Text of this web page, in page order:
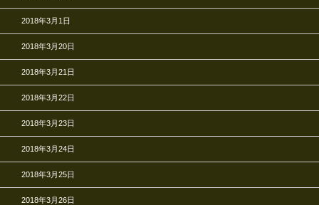
2018年3月1日
2018年3月20日
2018年3月21日
2018年3月22日
2018年3月23日
2018年3月24日
2018年3月25日
2018年3月26日